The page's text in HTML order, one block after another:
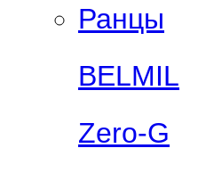
Ранцы
BELMIL
Zero-G